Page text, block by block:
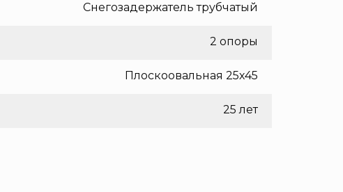
Снегозадержатель трубчатый
2 опоры
Плоскоовальная 25х45
25 лет